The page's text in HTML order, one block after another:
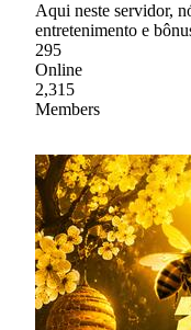
Aqui neste servidor,
entretenimento e
295
Online
2,315
Members